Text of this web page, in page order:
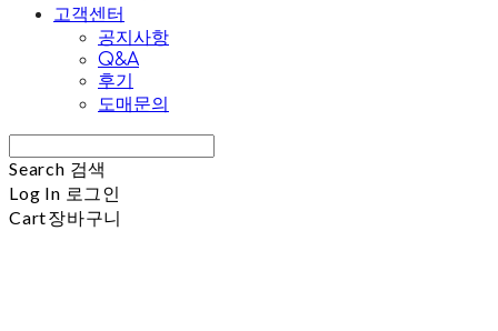
고객센터
공지사항
Q&A
후기
도매문의
Search 검색
Log In 로그인
Cart장바구니